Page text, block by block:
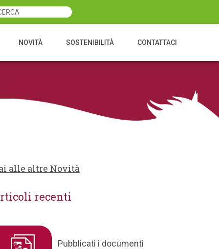
NOVITÀ SOSTENIBILITÀ CONTATTACI
alle altre Novità
recenti
Pubblicati i documenti